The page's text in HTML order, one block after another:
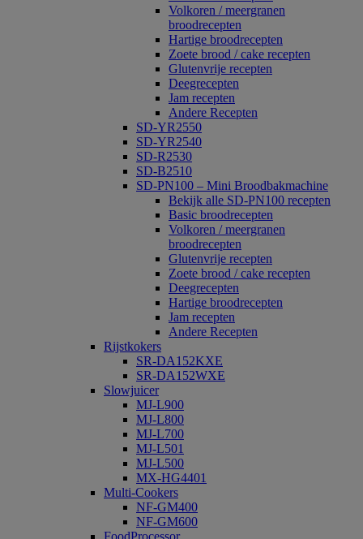
Volkoren / meergranen
broodrecepten
Hartige broodrecepten
Zoete brood / cake recepten
Glutenvrije recepten
Deegrecepten
Jam recepten
Andere Recepten
SD-YR2550
SD-YR2540
SD-R2530
SD-B2510
SD-PN100 – Mini Broodbakmachine
Bekijk alle SD-PN100 recepten
Basic broodrecepten
Volkoren / meergranen
broodrecepten
Glutenvrije recepten
Zoete brood / cake recepten
Deegrecepten
Hartige broodrecepten
Jam recepten
Andere Recepten
Rijstkokers
SR-DA152KXE
SR-DA152WXE
Slowjuicer
MJ-L900
MJ-L800
MJ-L700
MJ-L501
MJ-L500
MX-HG4401
Multi-Cookers
NF-GM400
NF-GM600
FoodProcessor